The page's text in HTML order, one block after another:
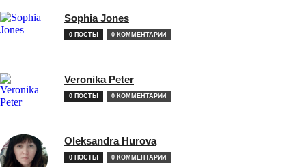
Sophia Jones
0 ПОСТЫ 0 КОММЕНТАРИИ
Veronika Peter
0 ПОСТЫ 0 КОММЕНТАРИИ
Oleksandra Hurova
0 ПОСТЫ 0 КОММЕНТАРИИ